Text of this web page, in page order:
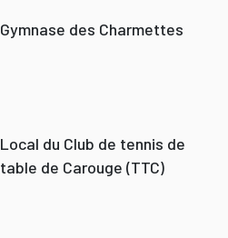
Gymnase des Charmettes
Local du Club de tennis de
table de Carouge (TTC)